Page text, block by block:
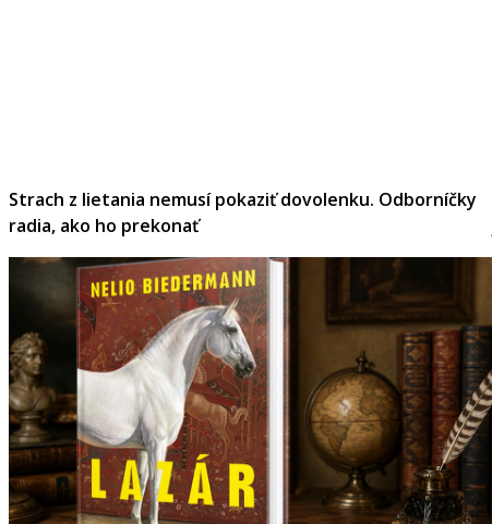
Strach z lietania nemusí pokaziť dovolenku. Odborníčky
radia, ako ho prekonať